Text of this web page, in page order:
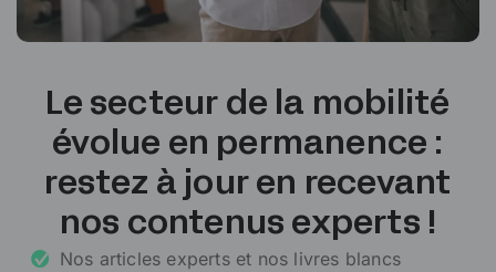
Le secteur de la mobilité
évolue en permanence :
restez à jour en recevant
nos contenus experts !
Nos articles experts et nos livres blancs